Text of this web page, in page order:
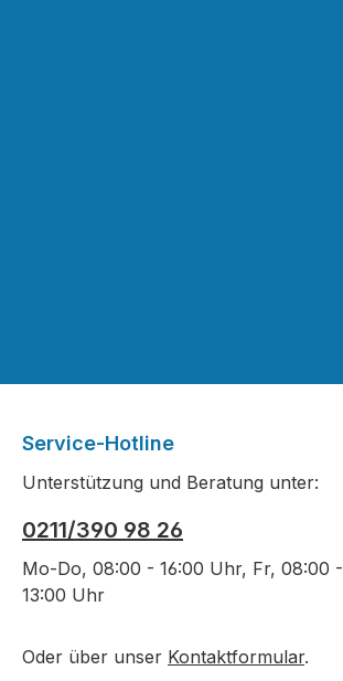
Service-Hotline
Unterstützung und Beratung unter:
0211/390 98 26
Mo-Do, 08:00 - 16:00 Uhr, Fr, 08:00 -
13:00 Uhr
Oder über unser Kontaktformular.